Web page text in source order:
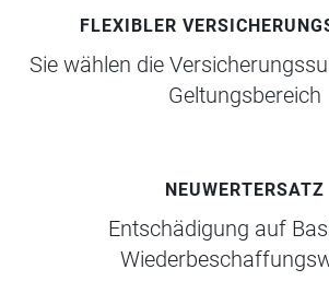
FLEXIBLER
Sie wählen die
Geltungsbereich
NEUWERTERSATZ
Entschädigung auf